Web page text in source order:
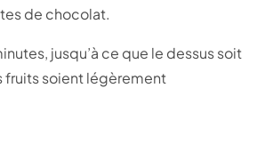
de chocolat.
jusqu’à ce que le dessus soit
fruits soient légèrement